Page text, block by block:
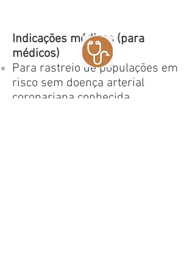
Indicações médicas (para
médicos)
Para rastreio de populações em
risco sem doença arterial
coronariana conhecida